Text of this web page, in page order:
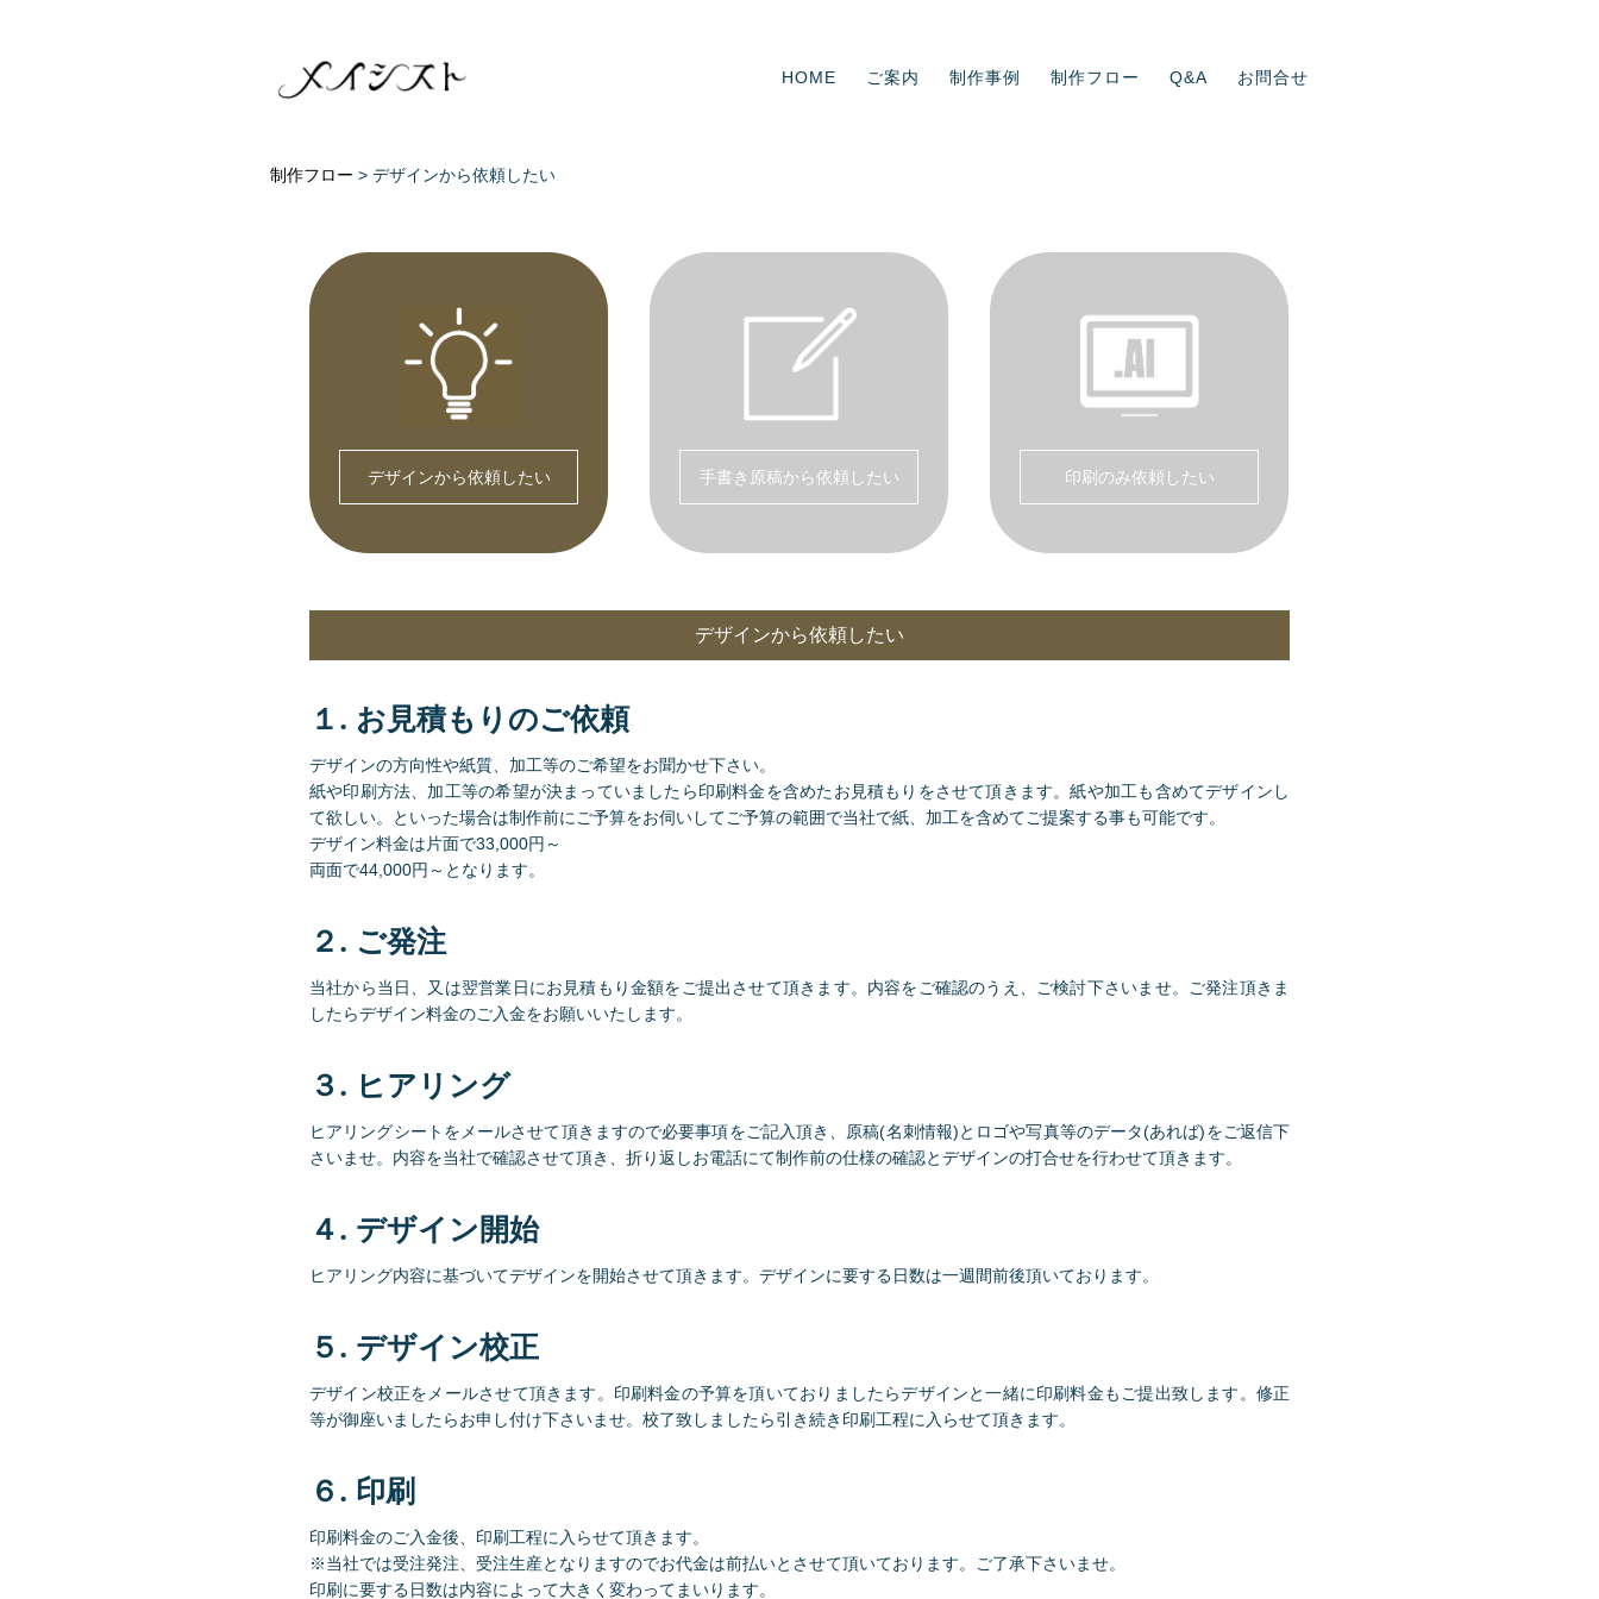
HOME ご案内 制作事例 制作フロー Q&A お問合せ
制作フロー > デザインから依頼したい
デザインから依頼したい 手書き原稿から依頼したい 印刷のみ依頼したい
デザインから依頼したい
１. お見積もりのご依頼
デザインの方向性や紙質、加工等のご希望をお聞かせ下さい。
紙や印刷方法、加工等の希望が決まっていましたら印刷料金を含めたお見積もりをさせて頂きます。紙や加工も含めてデザインし
て欲しい。といった場合は制作前にご予算をお伺いしてご予算の範囲で当社で紙、加工を含めてご提案する事も可能です。
デザイン料金は片面で33,000円～
両面で44,000円～となります。
２. ご発注
当社から当日、又は翌営業日にお見積もり金額をご提出させて頂きます。内容をご確認のうえ、ご検討下さいませ。ご発注頂きま
したらデザイン料金のご入金をお願いいたします。
３. ヒアリング
ヒアリングシートをメールさせて頂きますので必要事項をご記入頂き、原稿(名刺情報)とロゴや写真等のデータ(あれば)をご返信下
さいませ。内容を当社で確認させて頂き、折り返しお電話にて制作前の仕様の確認とデザインの打合せを行わせて頂きます。
４. デザイン開始
ヒアリング内容に基づいてデザインを開始させて頂きます。デザインに要する日数は一週間前後頂いております。
５. デザイン校正
デザイン校正をメールさせて頂きます。印刷料金の予算を頂いておりましたらデザインと一緒に印刷料金もご提出致します。修正
等が御座いましたらお申し付け下さいませ。校了致しましたら引き続き印刷工程に入らせて頂きます。
６. 印刷
印刷料金のご入金後、印刷工程に入らせて頂きます。
※当社では受注発注、受注生産となりますのでお代金は前払いとさせて頂いております。ご了承下さいませ。
印刷に要する日数は内容によって大きく変わってまいります。